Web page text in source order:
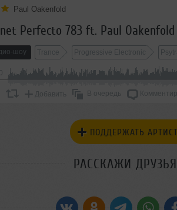
Paul Oakenfold
Perfecto 783 ft. Paul Oakenfold
шоу Trance Progressive Electronic
Добавить В очередь
ПОДДЕРЖАТЬ
РАССКАЖИ